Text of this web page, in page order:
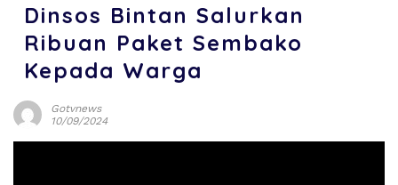
Dinsos Bintan Salurkan
Ribuan Paket Sembako
Kepada Warga
Gotvnews
10/09/2024